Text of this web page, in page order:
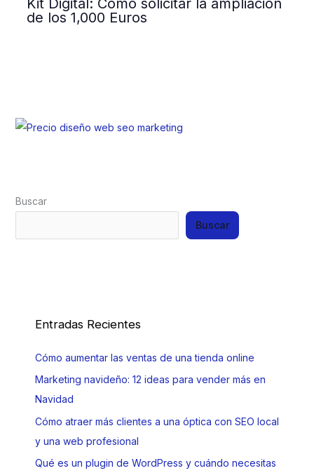
Kit Digital: Cómo solicitar la ampliación
de los 1,000 Euros
Buscar
Buscar
Entradas Recientes
Cómo aumentar las ventas de una tienda online
Marketing navideño: 12 ideas para vender más en
Navidad
Cómo atraer más clientes a una óptica con SEO local
y una web profesional
Qué es un plugin de WordPress y cuándo necesitas